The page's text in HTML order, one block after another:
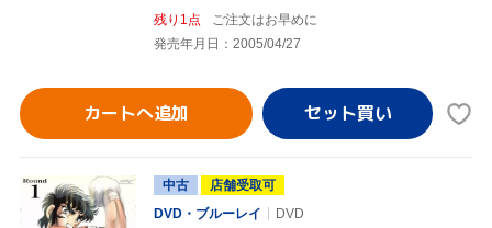
残り1点
ご注文はお早めに
発売年月日：2005/04/27
カートへ追加
中古
店舗受取可
DVD・ブルーレイ
DVD